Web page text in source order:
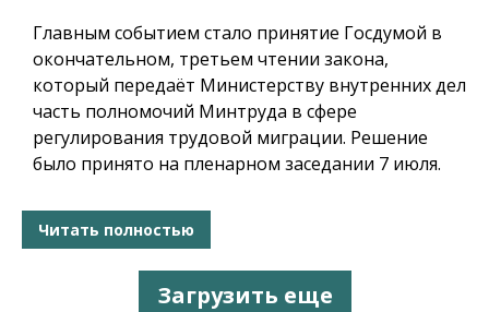
Главным событием стало принятие Госдумой в
окончательном, третьем чтении закона,
который передаёт Министерству внутренних дел
часть полномочий Минтруда в сфере
регулирования трудовой миграции. Решение
было принято на пленарном заседании 7 июля.
Читать полностью
Загрузить еще